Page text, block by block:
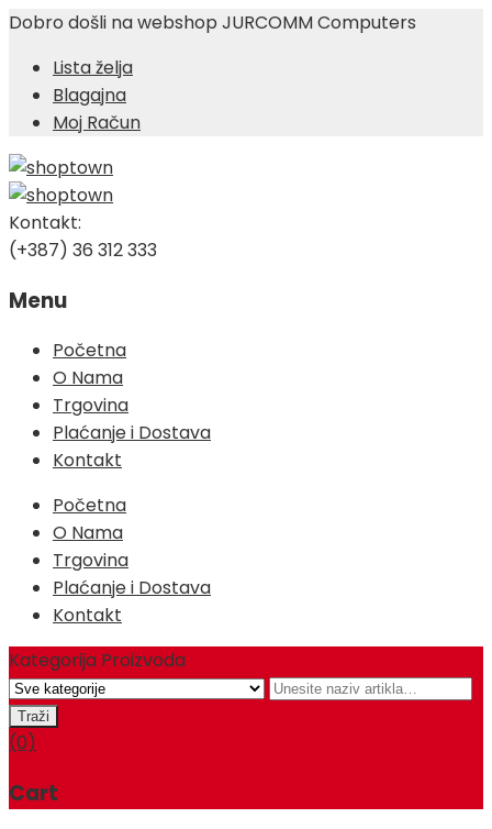
Dobro došli na webshop JURCOMM Computers
Lista želja
Blagajna
Moj Račun
Kontakt:
(+387) 36 312 333
Menu
Skip
content
Početna
O Nama
Trgovina
Plaćanje i Dostava
Kontakt
Početna
O Nama
Trgovina
Plaćanje i Dostava
Kontakt
Kategorija Proizvoda
(0)
Cart